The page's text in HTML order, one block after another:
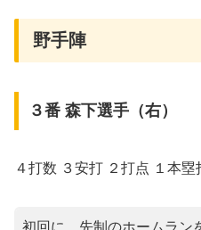
野手陣
３番 森下選手（右）
４打数 ３安打 ２打点 １本塁